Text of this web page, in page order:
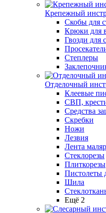
Крепежный
Скобы для
Крюки для
Гвозди для
Степлеры
Отделочный
Клеевые
СВП,
Средства
Скребки
Ножи
Лезвия
Лента
Стеклорезы
Плиткорезы
Пистолеты
Шила
Ещё 2